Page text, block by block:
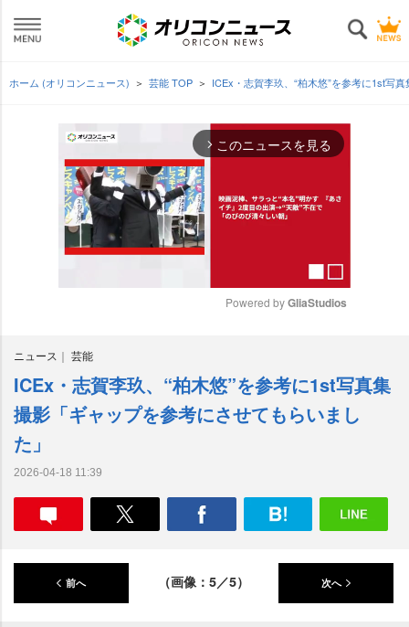
ホーム (オリコンニュース) 芸能 TOP ICEx・志賀李玖、“柏木悠”を参考に1st写
arrow_forward_ios このニュースを見る
t
e
Powered by GliaStudios
ニュース 芸能
ICEx・志賀李玖、“柏木悠”を参考に1st写真集
撮影「ギャップを参考にさせてもらいまし
た」
2026-04-18 11:39
前へ （画像：5／5） 次へ